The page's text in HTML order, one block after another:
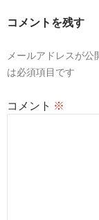
ョ
コメントを残す
メールアドレスが公
は必須項目です
コメント ※